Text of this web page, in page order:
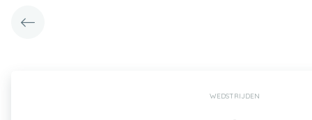
WEDSTRIJDEN